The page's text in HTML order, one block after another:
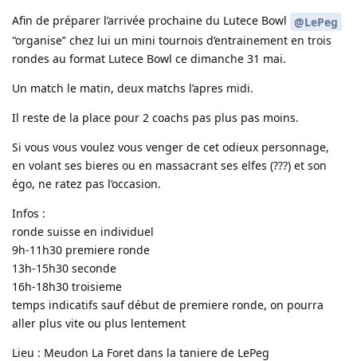
Afin de préparer l’arrivée prochaine du Lutece Bowl @LePeg
'‘organise’' chez lui un mini tournois d’entrainement en trois
rondes au format Lutece Bowl ce dimanche 31 mai.
Un match le matin, deux matchs l’apres midi.
Il reste de la place pour 2 coachs pas plus pas moins.
Si vous vous voulez vous venger de cet odieux personnage,
en volant ses bieres ou en massacrant ses elfes (???) et son
égo, ne ratez pas l’occasion.
Infos :
ronde suisse en individuel
9h-11h30 premiere ronde
13h-15h30 seconde
16h-18h30 troisieme
temps indicatifs sauf début de premiere ronde, on pourra
aller plus vite ou plus lentement
Lieu : Meudon La Foret dans la taniere de LePeg